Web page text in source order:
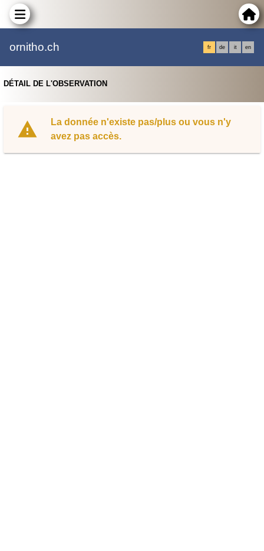
ornitho.ch fr de it en
DÉTAIL DE L'OBSERVATION
La donnée n'existe pas/plus ou vous n'y
avez pas accès.